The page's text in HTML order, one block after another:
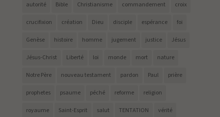
autorité Bible Christianisme commandement croix
crucifixion création Dieu disciple espérance foi
Genèse histoire homme jugement justice Jésus
Jésus-Christ Liberté loi monde mort nature
Notre Père nouveau testament pardon Paul prière
prophetes psaume péché reforme religion
royaume Saint-Esprit salut TENTATION vérité